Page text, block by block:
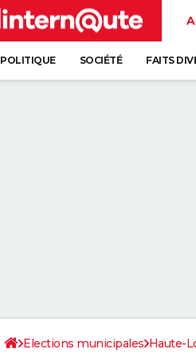
POLITIQUE SOCIÉTÉ FAITS
Elections municipales Haute-